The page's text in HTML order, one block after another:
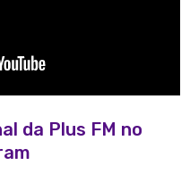
da Plus FM no